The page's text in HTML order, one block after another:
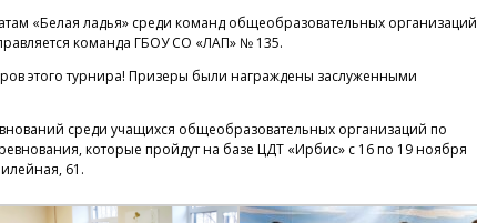
«Белая ладья» среди команд общеобразовательных организаций
команда ГБОУ СО «ЛАП» № 135.
этого турнира! Призеры были награждены заслуженными
среди учащихся общеобразовательных организаций по
которые пройдут на базе ЦДТ «Ирбис» с 16 по 19 ноября
61.